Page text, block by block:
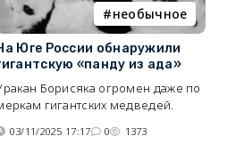
необычное
Юге России обнаружили
«панду из ада»
Борисяка огромен даже по
гигантских медведей.
03/11/2025 17:17 0 1373